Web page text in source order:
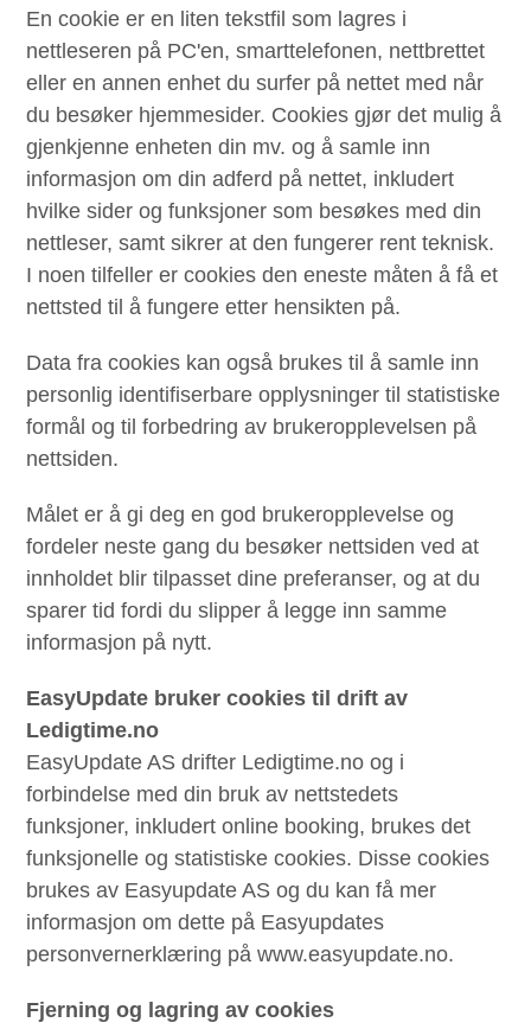
En cookie er en liten tekstfil som lagres i
nettleseren på PC'en, smarttelefonen, nettbrettet
eller en annen enhet du surfer på nettet med når
du besøker hjemmesider. Cookies gjør det mulig å
gjenkjenne enheten din mv. og å samle inn
informasjon om din adferd på nettet, inkludert
hvilke sider og funksjoner som besøkes med din
nettleser, samt sikrer at den fungerer rent teknisk.
I noen tilfeller er cookies den eneste måten å få et
nettsted til å fungere etter hensikten på.
Data fra cookies kan også brukes til å samle inn
personlig identifiserbare opplysninger til statistiske
formål og til forbedring av brukeropplevelsen på
nettsiden.
Målet er å gi deg en god brukeropplevelse og
fordeler neste gang du besøker nettsiden ved at
innholdet blir tilpasset dine preferanser, og at du
sparer tid fordi du slipper å legge inn samme
informasjon på nytt.
EasyUpdate bruker cookies til drift av
Ledigtime.no
EasyUpdate AS drifter Ledigtime.no og i
forbindelse med din bruk av nettstedets
funksjoner, inkludert online booking, brukes det
funksjonelle og statistiske cookies. Disse cookies
brukes av Easyupdate AS og du kan få mer
informasjon om dette på Easyupdates
personvernerklæring på www.easyupdate.no.
Fjerning og lagring av cookies